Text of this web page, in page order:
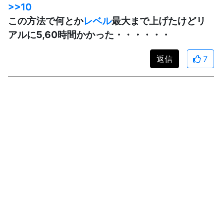
>>10
この方法で何とかレベル最大まで上げたけどリ
アルに5,60時間かかった・・・・・・
返信 7